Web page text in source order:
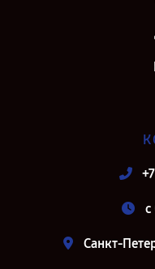
c
Санкт-